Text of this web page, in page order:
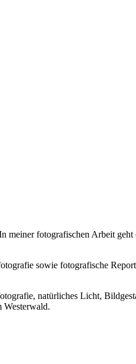
fotografischen Arbeit
sowie fotografische
natürliches Licht,
Westerwald.